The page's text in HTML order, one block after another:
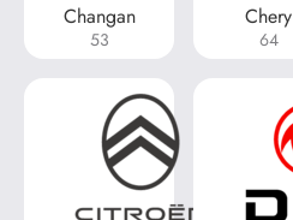
Changan
53
Chery
64